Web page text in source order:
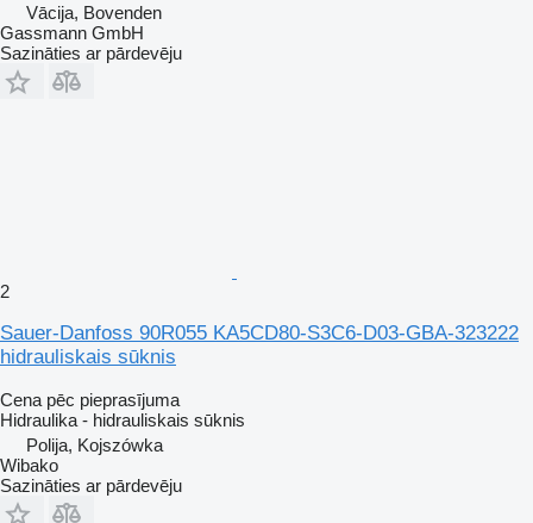
Vācija, Bovenden
Gassmann GmbH
Sazināties ar pārdevēju
2
Sauer-Danfoss 90R055 KA5CD80-S3C6-D03-GBA-323222
hidrauliskais sūknis
Cena pēc pieprasījuma
Hidraulika - hidrauliskais sūknis
Polija, Kojszówka
Wibako
Sazināties ar pārdevēju